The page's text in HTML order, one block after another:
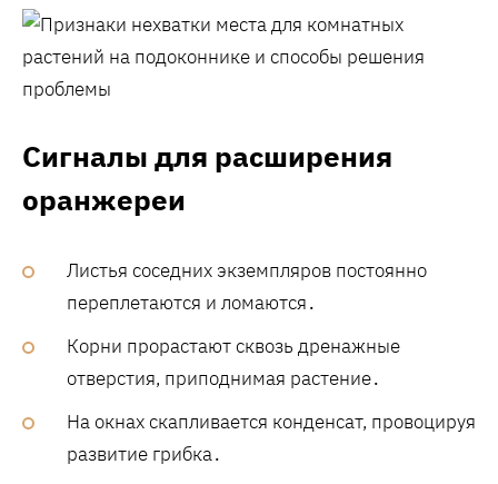
Сигналы для расширения
оранжереи
Листья соседних экземпляров постоянно
переплетаются и ломаются․
Корни прорастают сквозь дренажные
отверстия, приподнимая растение․
На окнах скапливается конденсат, провоцируя
развитие грибка․